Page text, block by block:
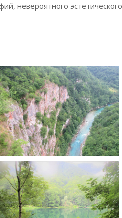
невероятного эстетического